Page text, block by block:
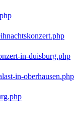
in-duisburg.php
in-oberhausen.php